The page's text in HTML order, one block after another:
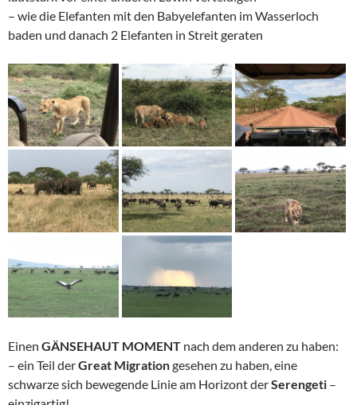
– wie die Elefanten mit den Babyelefanten im Wasserloch
baden und danach 2 Elefanten in Streit geraten
Einen GÄNSEHAUT MOMENT nach dem anderen zu haben:
– ein Teil derGreat Migrationgesehen zu haben, eine
schwarze sich bewegende Linie am Horizont derSerengeti –